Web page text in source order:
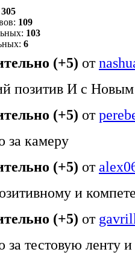
305
109
103
6
(+5) от
позитив И с
(+5) от
за камеру
(+5) от
и
(+5) от
за тестовую ленту